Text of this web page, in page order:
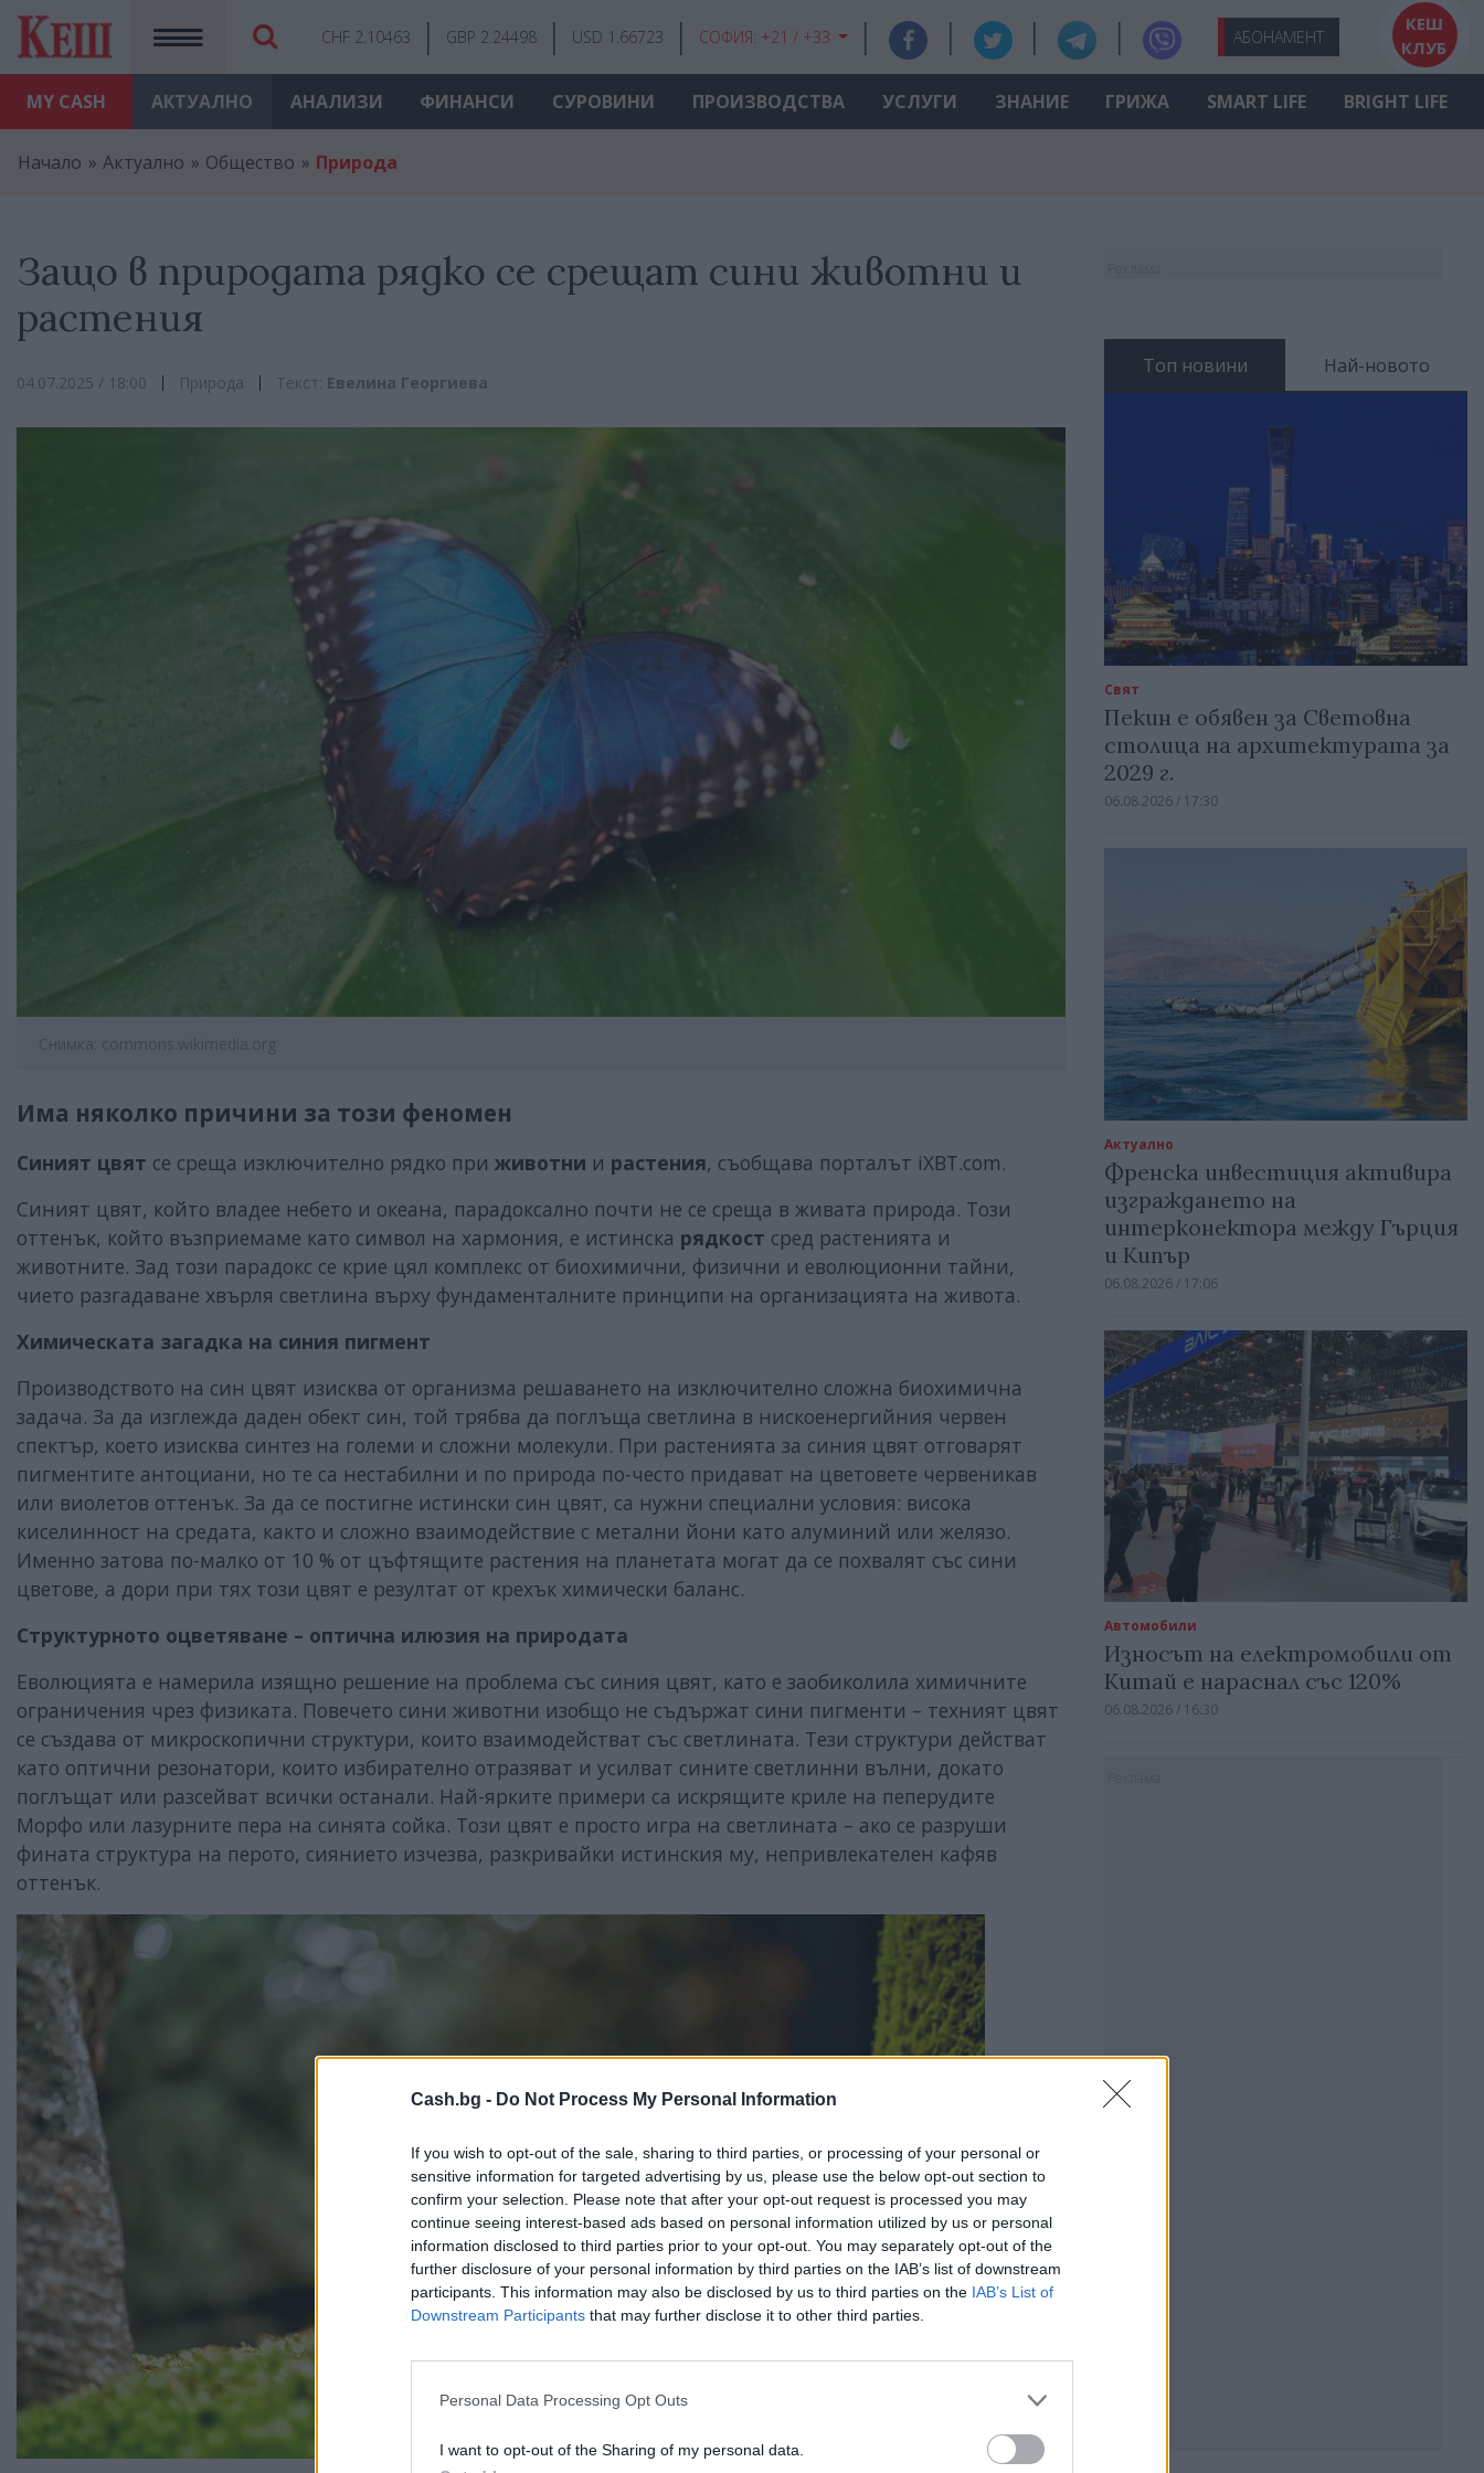
Cash.bg - Do Not Process My Personal Information
If you wish to opt-out of the sale, sharing to third parties, or processing of your personal or
sensitive information for targeted advertising by us, please use the below opt-out section to
confirm your selection. Please note that after your opt-out request is processed you may
continue seeing interest-based ads based on personal information utilized by us or personal
information disclosed to third parties prior to your opt-out. You may separately opt-out of the
further disclosure of your personal information by third parties on the IAB’s list of downstream
participants. This information may also be disclosed by us to third parties on the IAB’s List of
Downstream Participants that may further disclose it to other third parties.
Personal Data Processing Opt Outs
I want to opt-out of the Sharing of my personal data.
MY CASH
CHF 2.10463 GBP 2.24498 USD 1.66723 СОФИЯ: +21 / +33 АБОНАМЕНТ
КЕШ
КЛУБ
АКТУАЛНО АНАЛИЗИ ФИНАНСИ СУРОВИНИ ПРОИЗВОДСТВА УСЛУГИ ЗНАНИЕ ГРИЖА SMART LIFE BRIGHT LIFE
Начало Актуално Общество Природа
Защо в природата рядко се срещат сини животни и
растения
04.07.2025 / 18:00 Природа Текст: Евелина Георгиева
Снимка: commons.wikimedia.org
Има няколко причини за този феномен
Синият цвят се среща изключително рядко при животни и растения, съобщава порталът iXBT.com.
Синият цвят, който владее небето и океана, парадоксално почти не се среща в живата природа. Този
оттенък, който възприемаме като символ на хармония, е истинска рядкост сред растенията и
животните. Зад този парадокс се крие цял комплекс от биохимични, физични и еволюционни тайни,
чието разгадаване хвърля светлина върху фундаменталните принципи на организацията на живота.
Химическата загадка на синия пигмент
Производството на син цвят изисква от организма решаването на изключително сложна биохимична
задача. За да изглежда даден обект син, той трябва да поглъща светлина в нискоенергийния червен
спектър, което изисква синтез на големи и сложни молекули. При растенията за синия цвят отговарят
пигментите антоциани, но те са нестабилни и по природа по-често придават на цветовете червеникав
или виолетов оттенък. За да се постигне истински син цвят, са нужни специални условия: висока
киселинност на средата, както и сложно взаимодействие с метални йони като алуминий или желязо.
Именно затова по-малко от 10 % от цъфтящите растения на планетата могат да се похвалят със сини
цветове, а дори при тях този цвят е резултат от крехък химически баланс.
Структурното оцветяване – оптична илюзия на природата
Еволюцията е намерила изящно решение на проблема със синия цвят, като е заобиколила химичните
ограничения чрез физиката. Повечето сини животни изобщо не съдържат сини пигменти – техният цвят
се създава от микроскопични структури, които взаимодействат със светлината. Тези структури действат
като оптични резонатори, които избирателно отразяват и усилват сините светлинни вълни, докато
поглъщат или разсейват всички останали. Най-ярките примери са искрящите криле на пеперудите
Морфо или лазурните пера на синята сойка. Този цвят е просто игра на светлината – ако се разруши
фината структура на перото, сиянието изчезва, разкривайки истинския му, непривлекателен кафяв
оттенък.
Топ новини Най-новото
Свят
Пекин е обявен за Световна
столица на архитектурата за
2029 г.
06.08.2026 / 17:30
Актуално
Френска инвестиция активира
изграждането на
интерконектора между Гърция
и Кипър
06.08.2026 / 17:06
Автомобили
Износът на електромобили от
Китай е нараснал със 120%
06.08.2026 / 16:30